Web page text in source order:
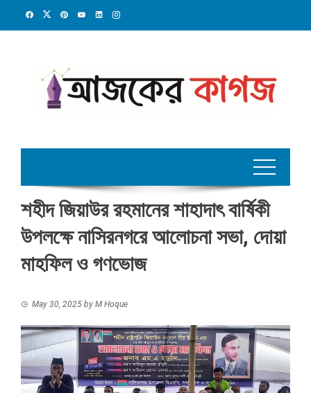
শহীদ জিয়াউর রহমানের শাহাদাৎ বার্ষিকী
উপলক্ষে নাসিরনগরে আলোচনা সভা, দোয়া
মাহফিল ও গণভোজ
May 30, 2025 by M Hoque